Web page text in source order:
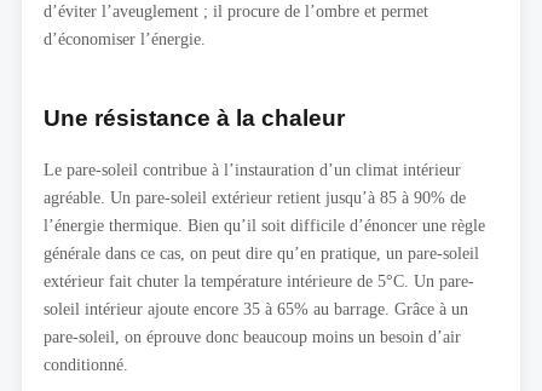
d’éviter l’aveuglement ; il procure de l’ombre et permet
d’économiser l’énergie.
Une résistance à la chaleur
Le pare-soleil contribue à l’instauration d’un climat intérieur
agréable. Un pare-soleil extérieur retient jusqu’à 85 à 90% de
l’énergie thermique. Bien qu’il soit difficile d’énoncer une règle
générale dans ce cas, on peut dire qu’en pratique, un pare-soleil
extérieur fait chuter la température intérieure de 5°C. Un pare-
soleil intérieur ajoute encore 35 à 65% au barrage. Grâce à un
pare-soleil, on éprouve donc beaucoup moins un besoin d’air
conditionné.